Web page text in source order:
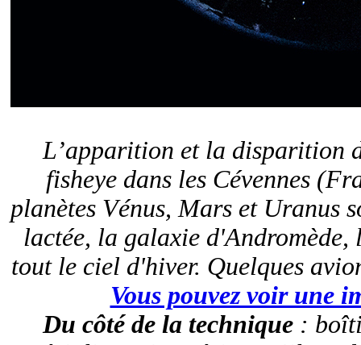
L’apparition et la disparition
fisheye dans les Cévennes
planètes Vénus, Mars et Uranus
lactée, la galaxie d'Andromède,
tout le ciel d'hiver. Quelques
Vous pouvez voir une
Du côté de la technique: